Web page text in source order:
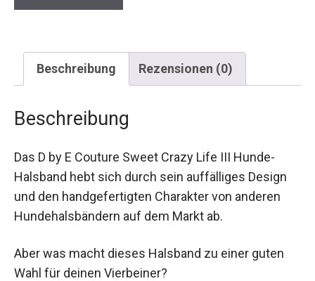
Beschreibung Rezensionen (0)
Beschreibung
Das D by E Couture Sweet Crazy Life III Hunde-
Halsband hebt sich durch sein auffälliges Design
und den handgefertigten Charakter von anderen
Hundehalsbändern auf dem Markt ab.
Aber was macht dieses Halsband zu einer guten
Wahl für deinen Vierbeiner?